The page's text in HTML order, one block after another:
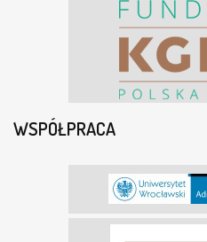
WSPÓŁPRACA